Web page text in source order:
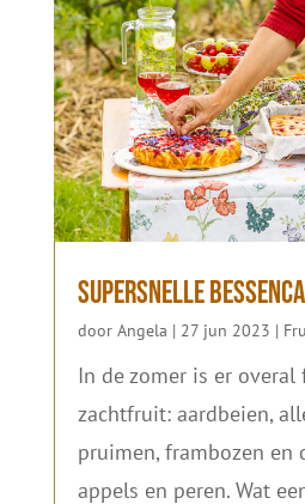
Supersnelle
door Angela | 27 jun 2023 |
In de zomer is er
zachtfruit: aardbeien,
pruimen, frambozen en
appels en peren. Wat